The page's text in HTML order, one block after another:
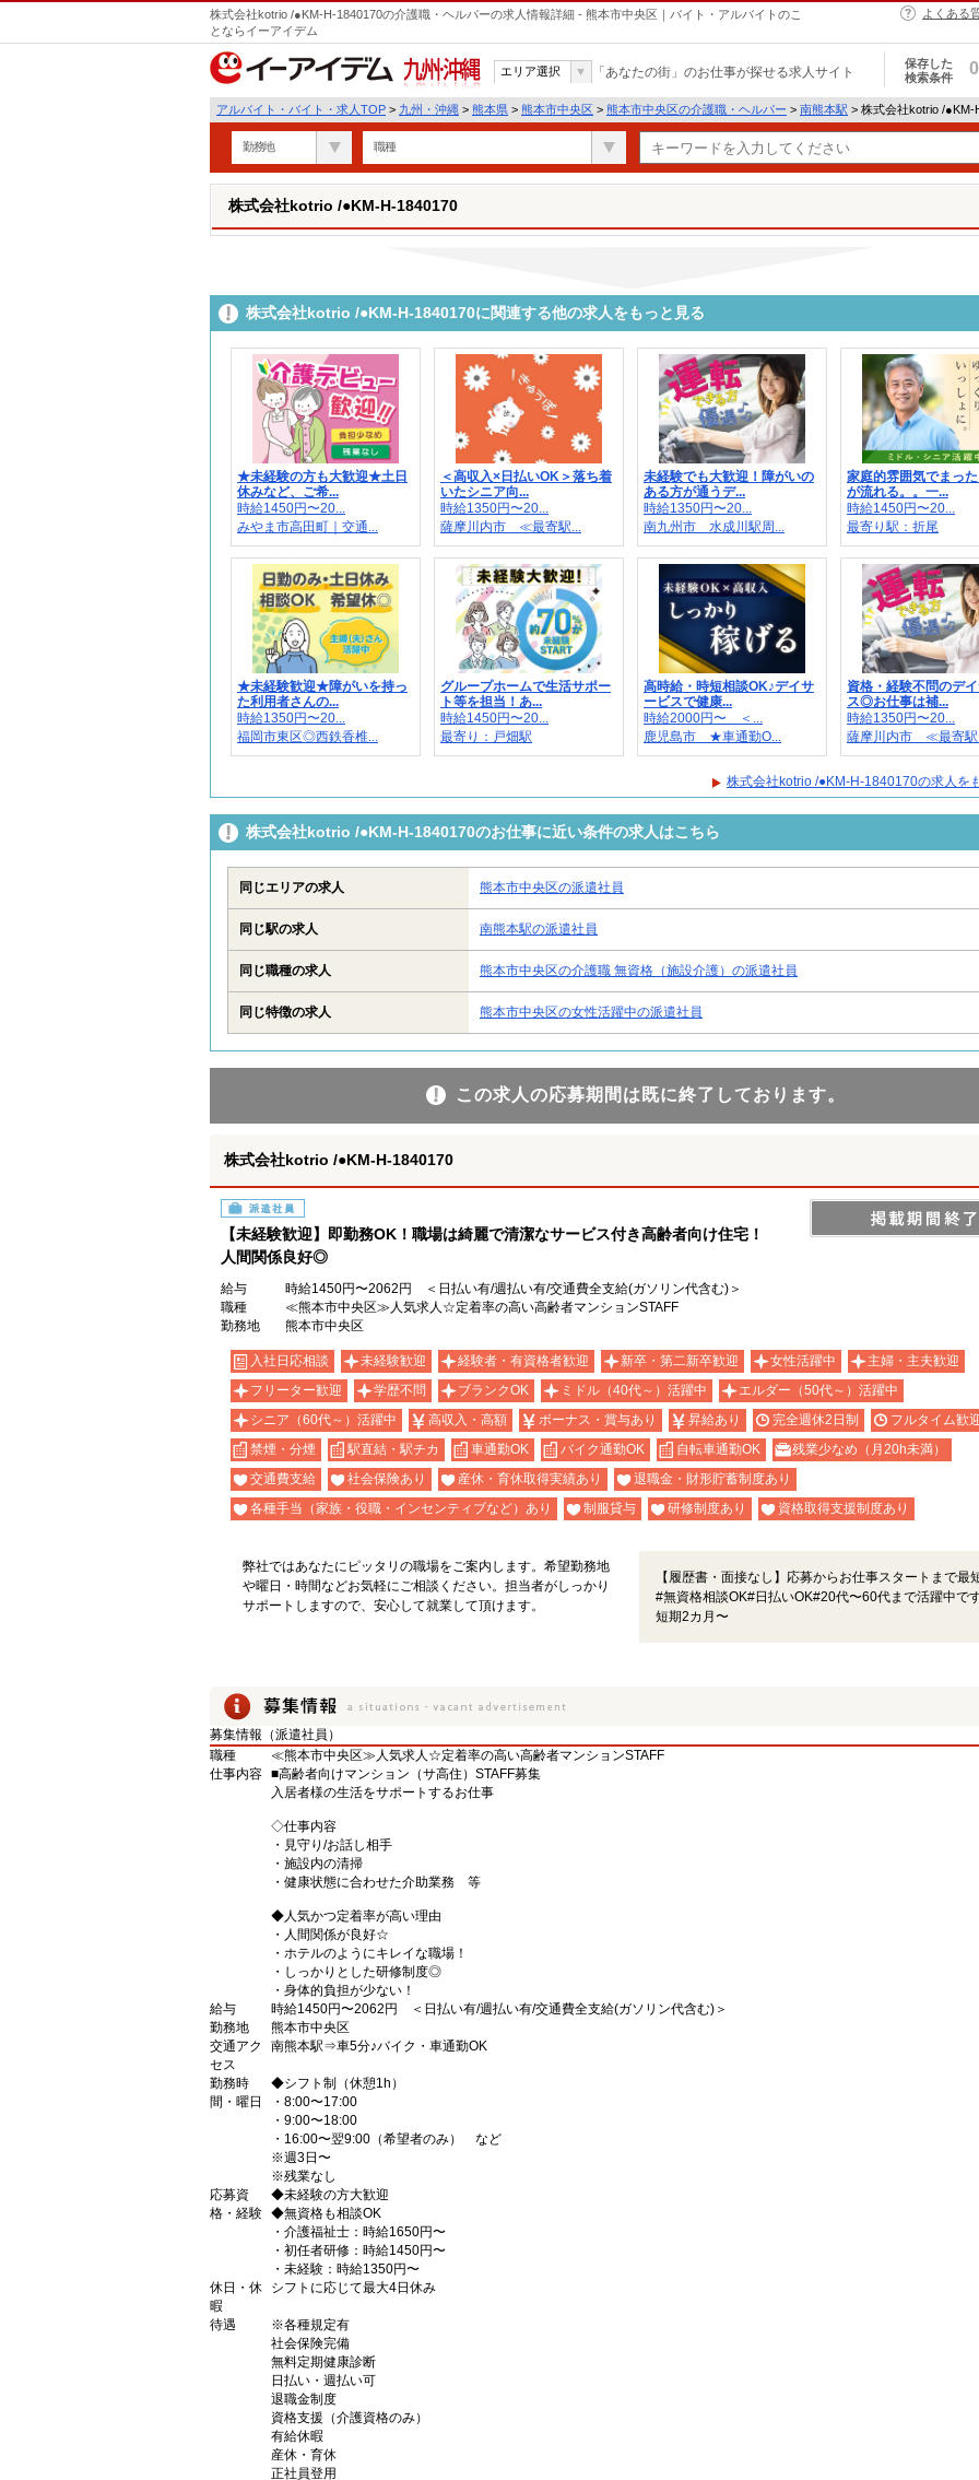
株式会社kotrio /●KM-H-1840170の介護職・ヘルパーの求人情報詳細 - 熊本市中央区｜バイト・アルバイトのこ
とならイーアイデム
よくある
九州・沖縄
エリア選択 「あなたの街」のお仕事が探せる求人サイト
保存した
検索条件
0
アルバイト・バイト・求人TOP > 九州・沖縄 > 熊本県 > 熊本市中央区 > 熊本市中央区の介護職・ヘルパー > 南熊本駅 > 株式会社kotrio /●KM-
勤務地 職種
株式会社kotrio /●KM-H-1840170
株式会社kotrio /●KM-H-1840170に関連する他の求人をもっと見る
★未経験の方も大歓迎★土日
休みなど、ご希...
時給1450円〜20...
みやま市高田町｜交通...
＜高収入×日払いOK＞落ち着
いたシニア向...
時給1350円〜20...
薩摩川内市 ≪最寄駅...
未経験でも大歓迎！障がいの
ある方が通うデ...
時給1350円〜20...
南九州市 水成川駅周...
家庭的雰囲気でまっ
が流れる。。一...
時給1450円〜20...
最寄り駅：折尾
★未経験歓迎★障がいを持っ
た利用者さんの...
時給1350円〜20...
福岡市東区◎西鉄香椎...
グループホームで生活サポー
ト等を担当！あ...
時給1450円〜20...
最寄り：戸畑駅
高時給・時短相談OK♪デイサ
ービスで健康...
時給2000円〜 ＜...
鹿児島市 ★車通勤O...
資格・経験不問のデ
ス◎お仕事は補...
時給1350円〜20...
薩摩川内市 ≪最寄駅
株式会社kotrio /●KM-H-1840170の求人を
株式会社kotrio /●KM-H-1840170のお仕事に近い条件の求人はこちら
同じエリアの求人 熊本市中央区の派遣社員
同じ駅の求人 南熊本駅の派遣社員
同じ職種の求人 熊本市中央区の介護職 無資格（施設介護）の派遣社員
同じ特徴の求人 熊本市中央区の女性活躍中の派遣社員
この求人の応募期間は既に終了しております。
株式会社kotrio /●KM-H-1840170
派遣社員
【未経験歓迎】即勤務OK！職場は綺麗で清潔なサービス付き高齢者向け住宅！
人間関係良好◎
給与
時給1450円〜2062円 ＜日払い有/週払い有/交通費全支給(ガソリン代含む)＞
職種
≪熊本市中央区≫人気求人☆定着率の高い高齢者マンションSTAFF
勤務地
熊本市中央区
入社日応相談 未経験歓迎 経験者・有資格者歓迎 新卒・第二新卒歓迎 女性活躍中
主婦・主夫歓迎
フリーター歓迎
学歴不問 ブランクOK ミドル（40代～）活躍中
エルダー（50代～）活躍中
シニア（60代～）活躍中
高収入・高額 ボーナス・賞与あり 昇給あり 完全週休2日制
フルタイム歓
禁煙・分煙
駅直結・駅チカ 車通勤OK バイク通勤OK 自転車通勤OK
残業少なめ（月20h未満）
交通費支給
社会保険あり 産休・育休取得実績あり
退職金・財形貯蓄制度あり
各種手当（家族・役職・インセンティブなど）あり
制服貸与 研修制度あり 資格取得支援制度あり
弊社ではあなたにピッタリの職場をご案内します。希望勤務地
や曜日・時間などお気軽にご相談ください。担当者がしっかり
サポートしますので、安心して就業して頂けます。
【履歴書・面接なし】応募からお仕事スタートまで最
#無資格相談OK#日払いOK#20代〜60代まで活躍中で
短期2カ月〜
募集情報（派遣社員）
職種
≪熊本市中央区≫人気求人☆定着率の高い高齢者マンションSTAFF
仕事内容 ■高齢者向けマンション（サ高住）STAFF募集
入居者様の生活をサポートするお仕事
◇仕事内容
・見守り/お話し相手
・施設内の清掃
・健康状態に合わせた介助業務 等
◆人気かつ定着率が高い理由
・人間関係が良好☆
・ホテルのようにキレイな職場！
・しっかりとした研修制度◎
・身体的負担が少ない！
給与
時給1450円〜2062円 ＜日払い有/週払い有/交通費全支給(ガソリン代含む)＞
勤務地
熊本市中央区
交通アク
セス
南熊本駅⇒車5分♪バイク・車通勤OK
勤務時
間・曜日
◆シフト制（休憩1h）
・8:00〜17:00
・9:00〜18:00
・16:00〜翌9:00（希望者のみ） など
※週3日〜
※残業なし
応募資
格・経験
◆未経験の方大歓迎
◆無資格も相談OK
・介護福祉士：時給1650円〜
・初任者研修：時給1450円〜
・未経験：時給1350円〜
休日・休
暇
シフトに応じて最大4日休み
待遇
※各種規定有
社会保険完備
無料定期健康診断
日払い・週払い可
退職金制度
資格支援（介護資格のみ）
有給休暇
産休・育休
正社員登用